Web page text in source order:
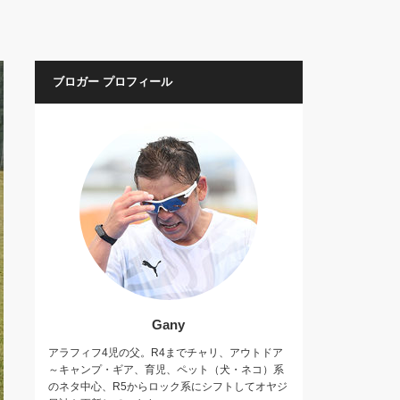
ブロガー プロフィール
Gany
アラフィフ4児の父。R4までチャリ、アウトドア
～キャンプ・ギア、育児、ペット（犬・ネコ）系
のネタ中心、R5からロック系にシフトしてオヤジ